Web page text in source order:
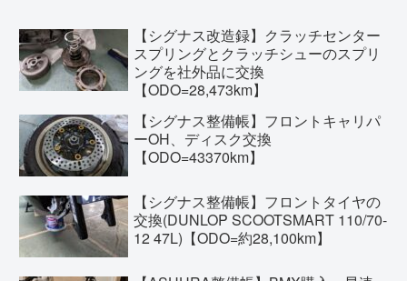
【シグナス改造録】クラッチセンター
スプリングとクラッチシューのスプリ
ングを社外品に交換
【ODO=28,473km】
【シグナス整備帳】フロントキャリパ
ーOH、ディスク交換
【ODO=43370km】
【シグナス整備帳】フロントタイヤの
交換(DUNLOP SCOOTSMART 110/70-
12 47L)【ODO=約28,100km】